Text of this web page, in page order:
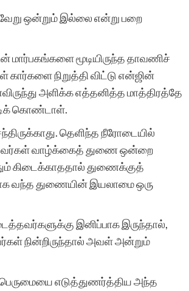
ஒன்றும் இல்லை என்று பறை
மார்பகங்களை மூடியிருந்த தாவணிச்
நிறுத்தி விட்டு என்ஜின்
அளிக்க எத்தனித்த மாத்திரத்தே
கொண்டாள்.
தெளிந்த நீரோடையில்
வாழ்க்கைத் துணை ஒன்றை
கிடைக்காததால் துணைக்குத்
வந்த துணையின் இயலாமை ஒரு
இனிப்பாக இருந்தால்,
நின்றிருந்தால் அவள் அன்றும்
எடுத்துணர்த்திய அந்த